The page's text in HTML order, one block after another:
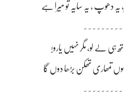
یہ دھوپ ، یہ سایہ تو میرا ہے
~~~~~~~~~
ہی لے لو، مگر نہیں یارو!
تمھاری تھکن بڑھا دوں گا
~~~~~~~~~